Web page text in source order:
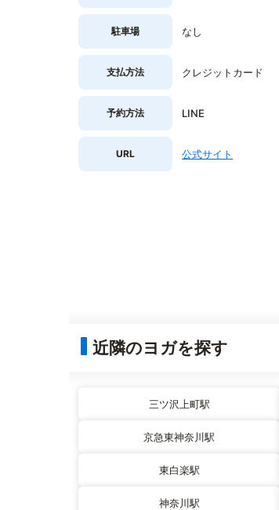
駐車場 なし
支払方法 クレジットカード
予約方法 LINE
URL 公式サイト
近隣のヨガを探す
三ツ沢上町駅
京急東神奈川駅
東白楽駅
神奈川駅